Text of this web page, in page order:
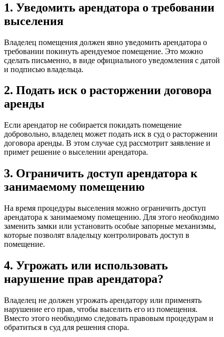
1. Уведомить арендатора о требовании
выселения
Владелец помещения должен явно уведомить арендатора о
требовании покинуть арендуемое помещение. Это можно
сделать письменно, в виде официального уведомления с датой
и подписью владельца.
2. Подать иск о расторжении договора
аренды
Если арендатор не собирается покидать помещение
добровольно, владелец может подать иск в суд о расторжении
договора аренды. В этом случае суд рассмотрит заявление и
примет решение о выселении арендатора.
3. Ограничить доступ арендатора к
занимаемому помещению
На время процедуры выселения можно ограничить доступ
арендатора к занимаемому помещению. Для этого необходимо
заменить замки или установить особые запорные механизмы,
которые позволят владельцу контролировать доступ в
помещение.
4. Угрожать или использовать
нарушение прав арендатора?
Владелец не должен угрожать арендатору или применять
нарушение его прав, чтобы выселить его из помещения.
Вместо этого необходимо следовать правовым процедурам и
обратиться в суд для решения спора.